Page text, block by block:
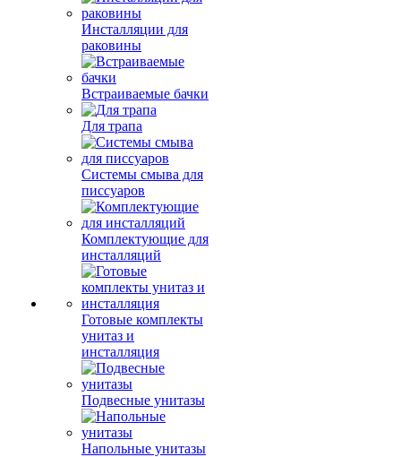
Инсталляции для
раковины
Встраиваемые бачки
Для трапа
Системы смыва для
писсуаров
Комплектующие для
инсталляций
Готовые комплекты
унитаз и
инсталляция
Подвесные унитазы
Напольные унитазы